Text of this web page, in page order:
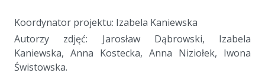
Koordynator projektu: Izabela Kaniewska
Autorzy zdjęć: Jarosław Dąbrowski, Izabela
Kaniewska, Anna Kostecka, Anna Niziołek, Iwona
Świstowska.